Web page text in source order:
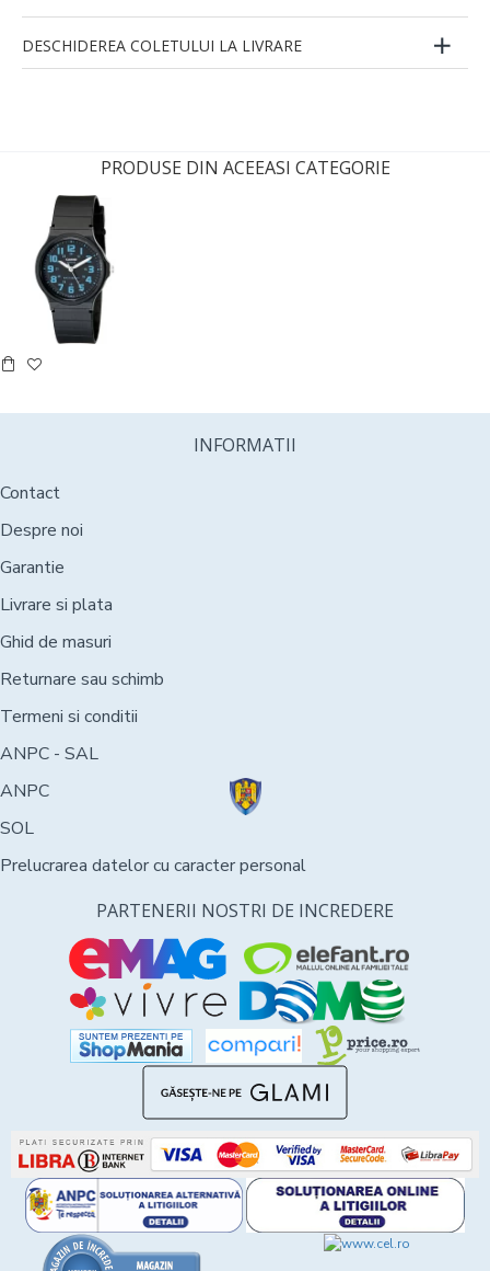
DESCHIDEREA COLETULUI LA LIVRARE
PRODUSE DIN ACEEASI CATEGORIE
INFORMATII
Contact
Despre noi
Garantie
Livrare si plata
Ghid de masuri
Returnare sau schimb
Termeni si conditii
ANPC - SAL
ANPC
SOL
Prelucrarea datelor cu caracter personal
PARTENERII NOSTRI DE INCREDERE